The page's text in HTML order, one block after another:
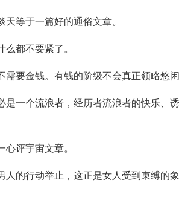
天等于一篇好的通俗文章。
么都不要紧了。
需要金钱。有钱的阶级不会真正领略悠闲
是一个流浪者，经历者流浪者的快乐、
心评宇宙文章。
人的行动举止，这正是女人受到束缚的